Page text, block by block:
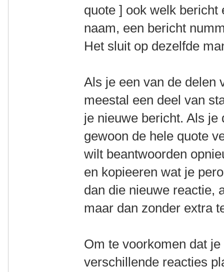
quote ] ook welk bericht
naam, een bericht
Het sluit op dezelfde
Als je een van de delen
meestal een deel van
je nieuwe bericht. Als je
gewoon de hele quote
wilt beantwoorden
en kopieeren wat je
dan die nieuwe reactie,
maar dan zonder extra
Om te voorkomen dat
verschillende reacties